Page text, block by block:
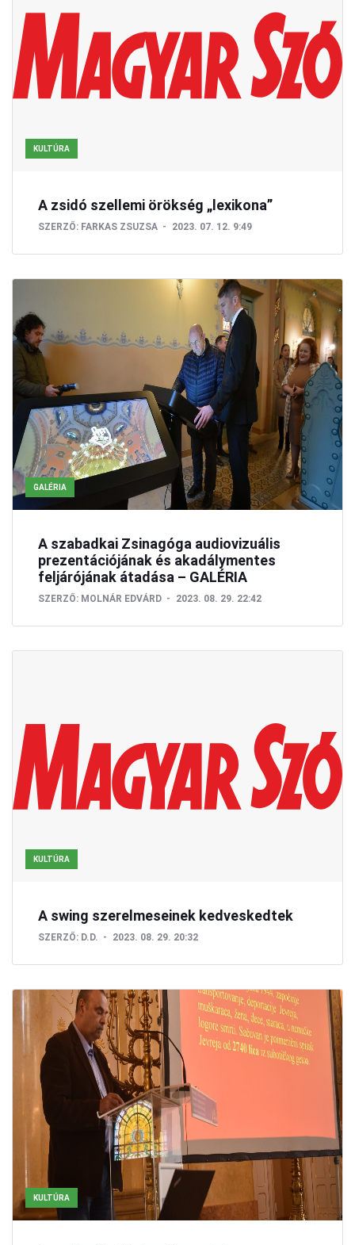
KULTÚRA
A zsidó szellemi örökség „lexikona”
SZERZŐ: FARKAS ZSUZSA 2023. 07. 12. 9:49
GALÉRIA
A szabadkai Zsinagóga audiovizuális
prezentációjának és akadálymentes
feljárójának átadása – GALÉRIA
SZERZŐ: MOLNÁR EDVÁRD 2023. 08. 29. 22:42
KULTÚRA
A swing szerelmeseinek kedveskedtek
SZERZŐ: D.D. 2023. 08. 29. 20:32
KULTÚRA